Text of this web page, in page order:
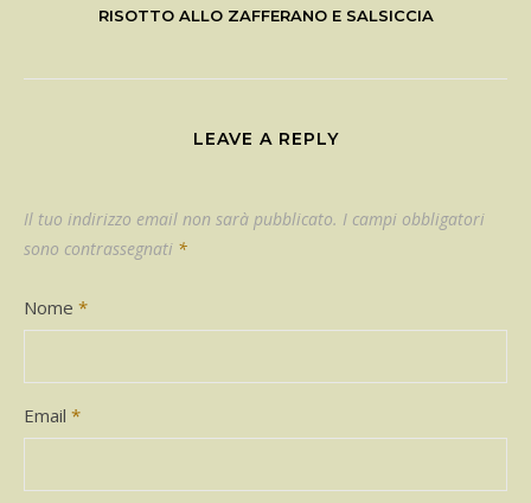
RISOTTO ALLO ZAFFERANO E SALSICCIA
LEAVE A REPLY
Il tuo indirizzo email non sarà pubblicato. I campi obbligatori
sono contrassegnati *
Nome *
Email *